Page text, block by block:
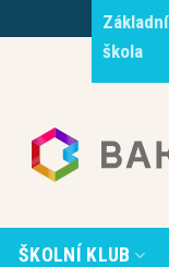
Základní
škola
ŠKOLNÍ KLUB